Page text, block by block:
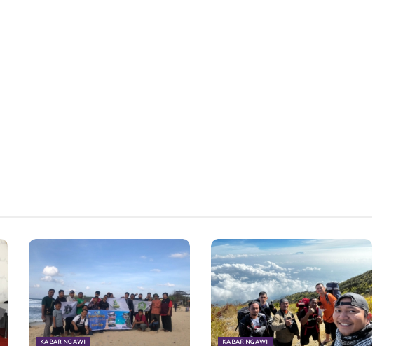
KABAR NGAWI KABAR NGAWI